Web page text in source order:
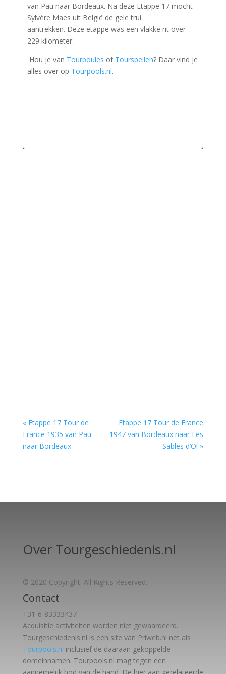
van Pau naar Bordeaux. Na deze Etappe 17 mocht
Sylvère Maes uit België de gele trui
aantrekken. Deze etappe was een vlakke rit over
229 kilometer.
Hou je van Tourpoules of Tourspellen? Daar vind je
alles over op Tourpools.nl.
« Etappe 17 Tour de
France 1935 van Pau
naar Bordeaux
Etappe 17 Tour de France
1947 van Bordeaux naar Les
Sables d’Ol »
Over Tourgeschiedenis.nl
© 2020 Copyright. All Rights Reserved.
Contact
+31-6-83333437
Acquisitie activiteiten worden niet gewaardeerd.
Tourgeschiedenis.nl is een site van Priweb.nl net als
Tourpools.nl inclusief de daaraan gekoppelde
domeinnamen. Tourpools.nl mag tegen een